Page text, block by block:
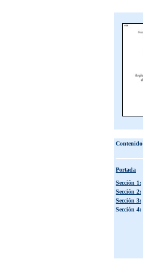
Contenido
Portada
Sección 1:
Sección 2:
Sección 3:
Sección 4: